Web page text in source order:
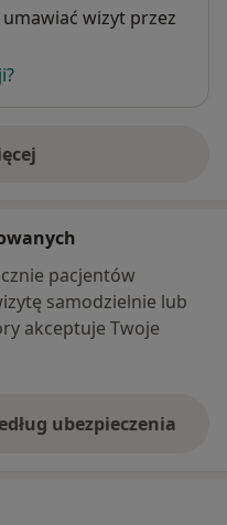
wizyt przez
pacjentów
samodzielnie lub
akceptuje Twoje
ubezpieczenia